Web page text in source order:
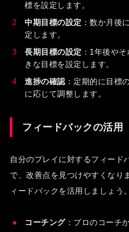
標を設定します。
中期目標の設定 ：数か月後
定します。
長期目標の設定 ：1年後や
きな目標を設定します。
進捗の確認 ：定期的に目標
に応じて調整します。
フィードバックの活用
自分のプレイに対するフィード
で、改善点を見つけやすくなり
ィードバックを活用しましょう。
コーチング：プロのコーチ